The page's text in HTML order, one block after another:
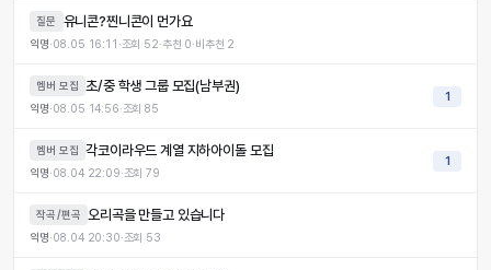
질문 유니콘?찐니콘이 먼가요
익명·08.05 16:11 ·조회 52·추천 0·비추천 2
멤버 모집 초/중 학생 그룹 모집(남부권)
익명·08.05 14:56·조회85
1
멤버 모집 각코이라우드 계열 지하아이돌 모집
익명·08.04 22:09·조회79
1
작곡/편곡 오리곡을 만들고 있습니다
익명·08.04 20:30·조회 53